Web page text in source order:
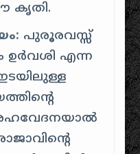
കൃതി.
പുരൂരവസ്സ്
ഉർവശി എന്ന